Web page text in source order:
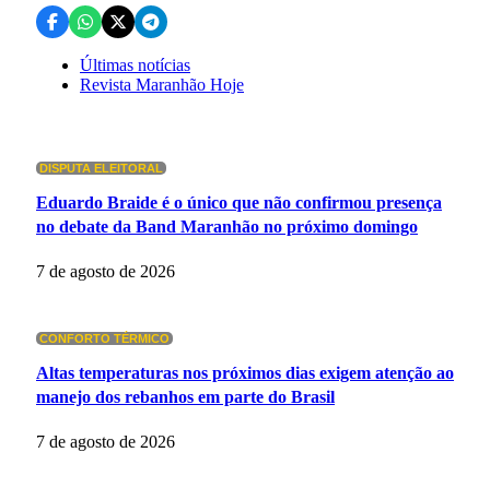
Últimas notícias
Revista Maranhão Hoje
DISPUTA ELEITORAL
Eduardo Braide é o único que não confirmou presença
no debate da Band Maranhão no próximo domingo
7 de agosto de 2026
CONFORTO TÉRMICO
Altas temperaturas nos próximos dias exigem atenção ao
manejo dos rebanhos em parte do Brasil
7 de agosto de 2026